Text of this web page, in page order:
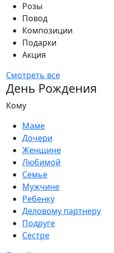
Розы
Повод
Композиции
Подарки
Акция
Смотреть все
День Рождения
Кому
Маме
Дочери
Женщине
Любимой
Семье
Мужчине
Ребенку
Деловому партнеру
Подруге
Сестре